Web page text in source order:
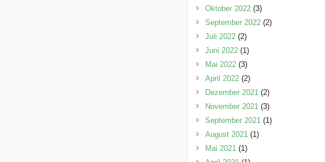
Oktober 2022(3)
September 2022(2)
Juli 2022(2)
Juni 2022(1)
Mai 2022(3)
April 2022(2)
Dezember 2021(2)
November 2021(3)
September 2021(1)
August 2021(1)
Mai 2021(1)